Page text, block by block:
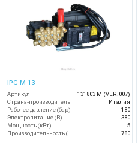
IPG M 13
Артикул
131803 М (VER.007)
Страна-производитель
Италия
Рабочее давление (бар)
180
Электропитание (В)
380
Мощность (кВт)
5
780